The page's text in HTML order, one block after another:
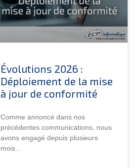
Évolutions 2026 :
Déploiement de la mise
à jour de conformité
Comme annoncé dans nos
précédentes communications, nous
avons engagé depuis plusieurs
mois